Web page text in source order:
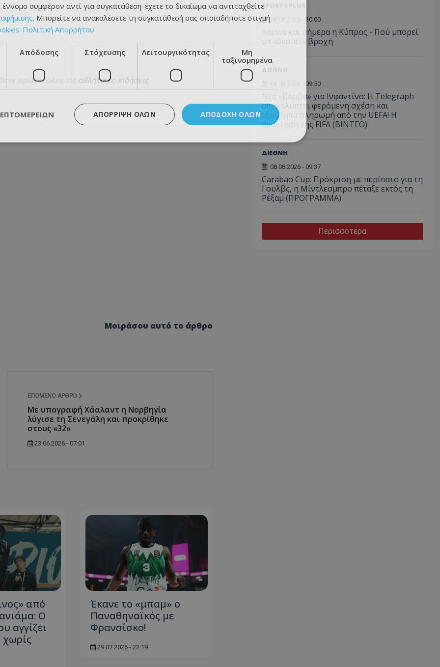
πρώτοι όλες τις αθλητικές ειδήσεις
Μοιράσου αυτό το άρθρο
ΕΠΌΜΕΝΟ ΆΡΘΡΟ
Με υπογραφή Χάαλαντ η Νορβηγία
λύγισε τη Σενεγάλη και προκρίθηκε
στους «32»
23.06.2026 - 07:01
από
Ο
αγγίζει
Έκανε το «μπαμ» ο
Παναθηναϊκός με
Φρανσίσκο!
29.07.2026 - 22:19
SPORTS PLUS
08.08.2026 - 10:00
Καμίνι και σήμερα η Κύπρος - Πού μπορεί
να «σκάσει» βροχή
08.08.2026 - 09:50
Νέα «βόμβα» για Ινφαντίνο: Η Telegraph
αποκαλύπτει φερόμενη σχέση και
εξαψήφια πληρωμή από την UEFA! Η
απάντηση της FIFA (ΒΙΝΤΕΟ)
ΔΙΕΘΝΗ
08.08.2026 - 09:37
Carabao Cup: Πρόκριση με περίπατο για τη
Γουλβς, η Μίντλεσμπρο πέταξε εκτός τη
Ρέξαμ (ΠΡΟΓΡΑΜΜΑ)
Περισσότερα
συμφέρον αντί για συγκατάθεση· έχετε το δικαίωμα να αντιταχθείτε
. Μπορείτε να ανακαλέσετε τη συγκατάθεσή σας οποιαδήποτε στιγμή
. Πολιτική Απορρήτου
Απόδοσης Στόχευσης Λειτουργικότητας
Μη
ταξινομημένα
ΑΠΟΔΟΧΉ ΌΛΩΝ
ΑΠΌΡΡΙΨΗ ΌΛΩΝ